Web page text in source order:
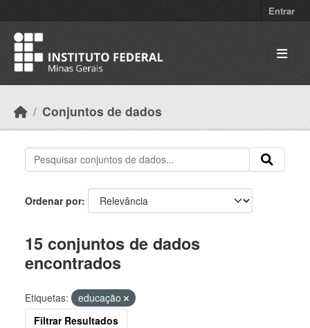
Entrar
Conjuntos de dados
Ordenar por
15 conjuntos de dados
encontrados
Etiquetas:
educação
Filtrar Resultados